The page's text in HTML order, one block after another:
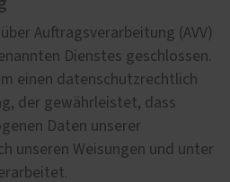
Auftragsverarbeitung (AVV)
Dienstes geschlossen.
einen datenschutzrechtlich
der gewährleistet, dass
Daten unserer
unseren Weisungen und unter